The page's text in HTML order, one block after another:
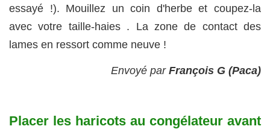
essayé !). Mouillez un coin d'herbe et coupez-la
avec votre taille-haies . La zone de contact des
lames en ressort comme neuve !
Envoyé par François G (Paca)
Placer les haricots au congélateur avant